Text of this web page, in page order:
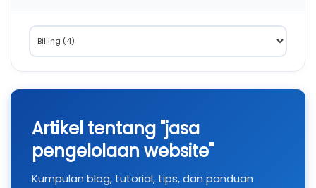
Artikel tentang "jasa
pengelolaan website"
Kumpulan blog, tutorial, tips, dan panduan